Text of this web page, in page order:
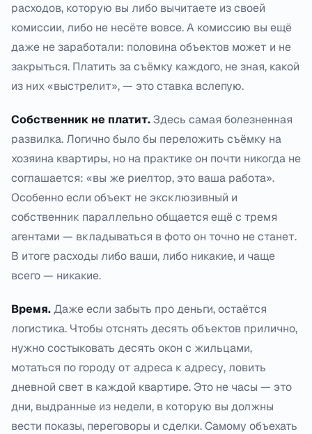
расходов, которую вы либо вычитаете из своей
комиссии, либо не несёте вовсе. А комиссию вы ещё
даже не заработали: половина объектов может и не
закрыться. Платить за съёмку каждого, не зная, какой
из них «выстрелит», — это ставка вслепую.
Собственник не платит.Здесь самая болезненная
развилка. Логично было бы переложить съёмку на
хозяина квартиры, но на практике он почти никогда не
соглашается: «вы же риелтор, это ваша работа».
Особенно если объект не эксклюзивный и
собственник параллельно общается ещё с тремя
агентами — вкладываться в фото он точно не станет.
В итоге расходы либо ваши, либо никакие, и чаще
всего — никакие.
Время.Даже если забыть про деньги, остаётся
логистика. Чтобы отснять десять объектов прилично,
нужно состыковать десять окон с жильцами,
мотаться по городу от адреса к адресу, ловить
дневной свет в каждой квартире. Это не часы — это
дни, выдранные из недели, в которую вы должны
вести показы, переговоры и сделки. Самому объехать